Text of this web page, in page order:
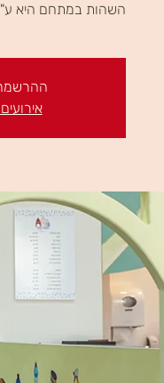
השהות במתחם היא